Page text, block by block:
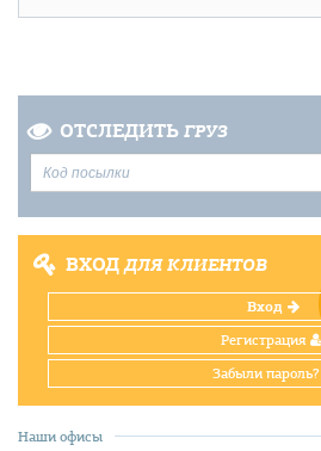
ОТСЛЕДИТЬ ГРУЗ
ВХОДДЛЯ КЛИЕНТОВ
Вход
Регистрация
Забыли пароль?
Наши офисы